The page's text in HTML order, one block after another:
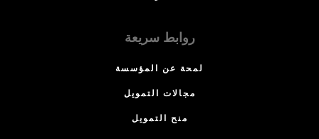
روابط سريعة
لمحة عن المؤسسة
مجالات التمويل
منح التمويل